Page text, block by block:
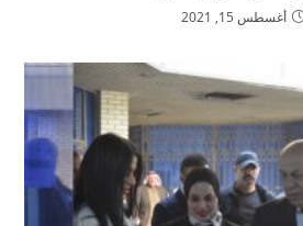
أغسطس 15, 2021